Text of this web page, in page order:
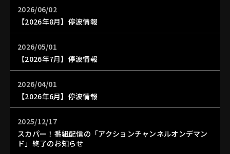
2026/06/02
【2026年8月】停波情報
2026/05/01
【2026年7月】停波情報
2026/04/01
【2026年6月】停波情報
2025/12/17
スカパー！番組配信の「アクションチャンネルオンデマン
ド」終了のお知らせ